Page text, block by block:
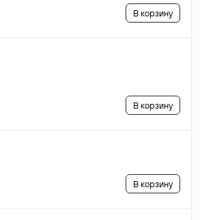
В корзину
В корзину
В корзину